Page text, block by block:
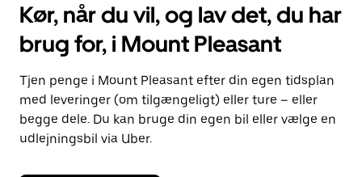
Kør, når du vil, og lav det, du har
brug for, i Mount Pleasant
Tjen penge i Mount Pleasant efter din egen tidsplan
med leveringer (om tilgængeligt) eller ture – eller
begge dele. Du kan bruge din egen bil eller vælge en
udlejningsbil via Uber.